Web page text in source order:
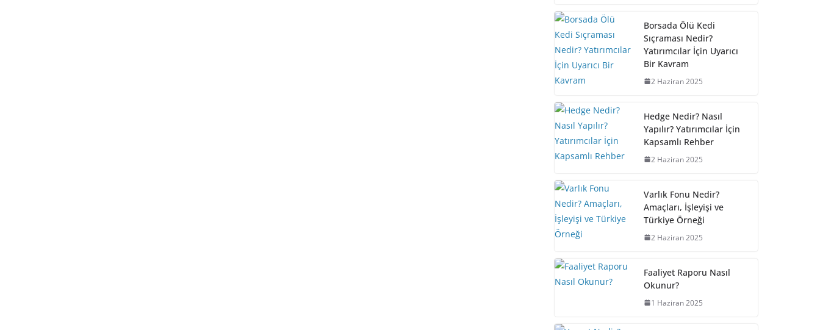
Borsada Ölü Kedi
Sıçraması Nedir?
Yatırımcılar İçin Uyarıcı
Bir Kavram
2 Haziran 2025
Hedge Nedir? Nasıl
Yapılır? Yatırımcılar İçin
Kapsamlı Rehber
2 Haziran 2025
Varlık Fonu Nedir?
Amaçları, İşleyişi ve
Türkiye Örneği
2 Haziran 2025
Faaliyet Raporu Nasıl
Okunur?
1 Haziran 2025